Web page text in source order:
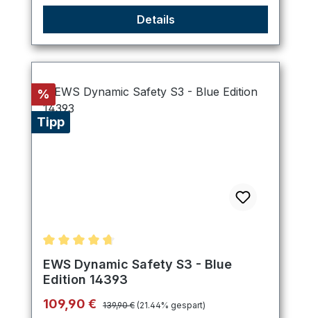
Details
Rabatt
%
Tipp
Durchschnittliche Bewertung von 4.8 von 5
EWS Dynamic Safety S3 - Blue
Edition 14393
Verkaufspreis:
109,90 € Regulärer Preis:
139,90 € (21.44% gespart)